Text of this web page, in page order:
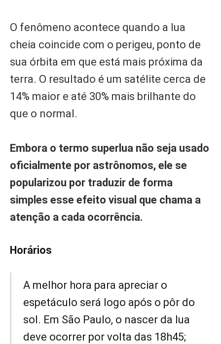
O fenômeno acontece quando a lua
cheia coincide com o perigeu, ponto de
sua órbita em que está mais próxima da
terra. O resultado é um satélite cerca de
14% maior e até 30% mais brilhante do
que o normal.
Embora o termo superlua não seja usado
oficialmente por astrônomos, ele se
popularizou por traduzir de forma
simples esse efeito visual que chama a
atenção a cada ocorrência.
Horários
A melhor hora para apreciar o
espetáculo será logo após o pôr do
sol. Em São Paulo, o nascer da lua
deve ocorrer por volta das 18h45;